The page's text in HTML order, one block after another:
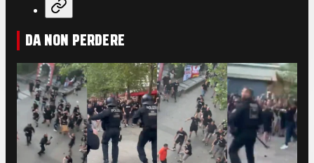
DA NON PERDERE